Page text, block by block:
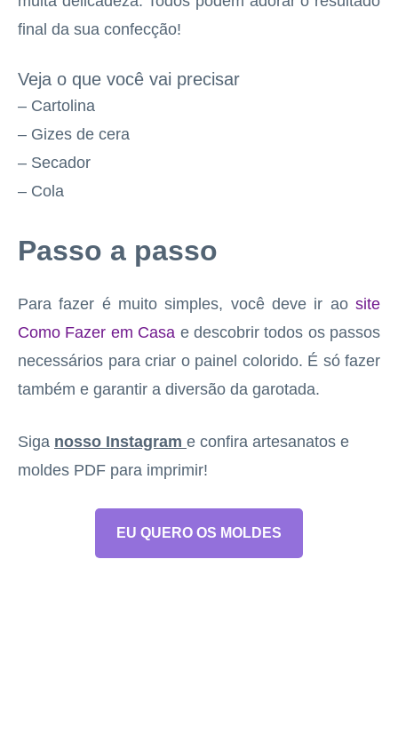
final da sua confecção!
Veja o que você vai precisar
– Cartolina
– Gizes de cera
– Secador
– Cola
Passo a passo
Para fazer é muito simples, você deve ir ao site
Como Fazer em Casa e descobrir todos os passos
necessários para criar o painel colorido. É só fazer
também e garantir a diversão da garotada.
Siga nosso Instagram e confira artesanatos e
moldes PDF para imprimir!
EU QUERO OS MOLDES